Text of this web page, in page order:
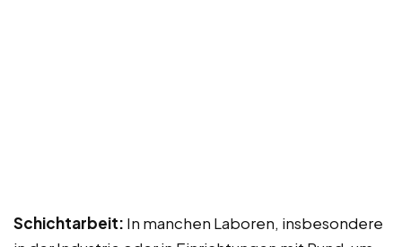
Schichtarbeit: In manchen Laboren, insbesondere